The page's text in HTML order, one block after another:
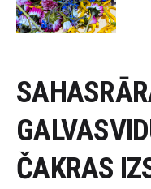
ČAKRAS